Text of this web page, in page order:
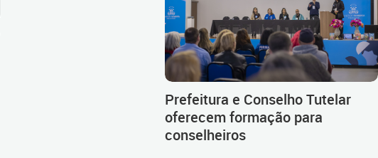
Prefeitura e Conselho Tutelar
oferecem formação para
conselheiros